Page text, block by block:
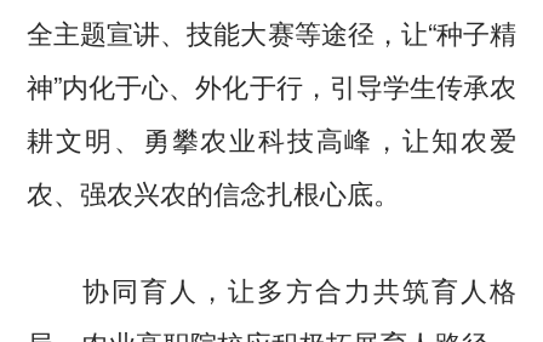
全主题宣讲、技能大赛等途径，让“种子精
神”内化于心、外化于行，引导学生传承农
耕文明、勇攀农业科技高峰，让知农爱
农、强农兴农的信念扎根心底。
协同育人，让多方合力共筑育人格